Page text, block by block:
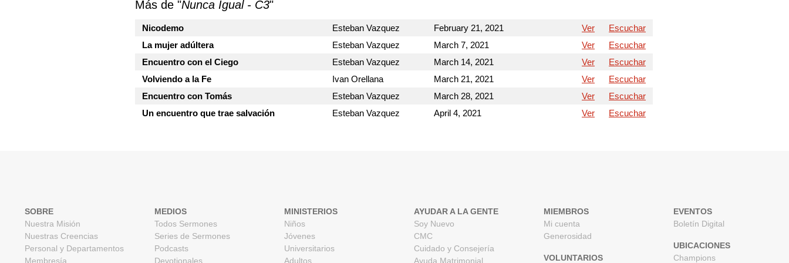
Más de "Nunca Igual - C3"
Nicodemo Esteban Vazquez February 21, 2021 Ver
Escuchar
La mujer adúltera
Esteban Vazquez March 7, 2021 Ver
Escuchar
Encuentro con el Ciego
Esteban Vazquez March 14, 2021 Ver
Escuchar
Volviendo a la Fe
Ivan Orellana March 21, 2021 Ver
Escuchar
Encuentro con Tomás
Esteban Vazquez March 28, 2021 Ver
Escuchar
Un encuentro que trae salvación
Esteban Vazquez April 4, 2021 Ver Escuchar
SOBRE
Nuestra Misión
Nuestras Creencias
Personal y Departamentos
Membresía
MEDIOS
Todos Sermones
Series de Sermones
Podcasts
Devotionales
MINISTERIOS
Niños
Jóvenes
Universitarios
Adultos
AYUDAR A LA GENTE
Soy Nuevo
CMC
Cuidado y Consejería
Ayuda Matrimonial
MIEMBROS
Mi cuenta
Generosidad
VOLUNTARIOS
EVENTOS
Boletín Digital
UBICACIONES
Champions